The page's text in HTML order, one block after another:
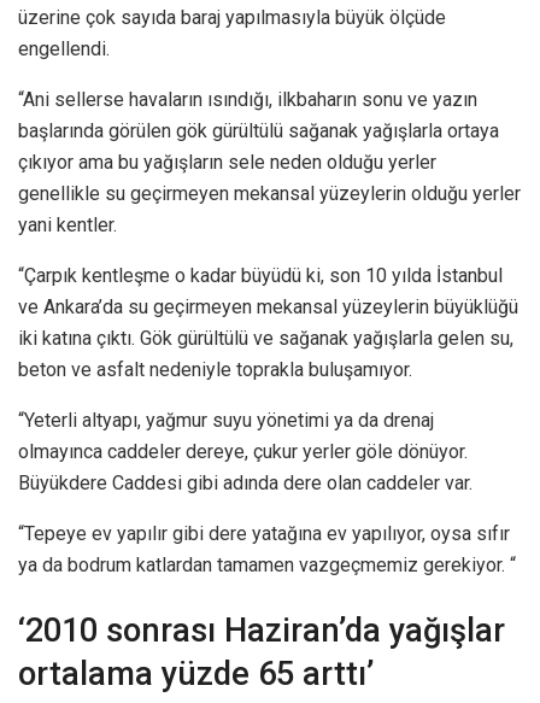
üzerine çok sayıda baraj yapılmasıyla büyük ölçüde
engellendi.
“Ani sellerse havaların ısındığı, ilkbaharın sonu ve yazın
başlarında görülen gök gürültülü sağanak yağışlarla ortaya
çıkıyor ama bu yağışların sele neden olduğu yerler
genellikle su geçirmeyen mekansal yüzeylerin olduğu yerler
yani kentler.
“Çarpık kentleşme o kadar büyüdü ki, son 10 yılda İstanbul
ve Ankara’da su geçirmeyen mekansal yüzeylerin büyüklüğü
iki katına çıktı. Gök gürültülü ve sağanak yağışlarla gelen su,
beton ve asfalt nedeniyle toprakla buluşamıyor.
“Yeterli altyapı, yağmur suyu yönetimi ya da drenaj
olmayınca caddeler dereye, çukur yerler göle dönüyor.
Büyükdere Caddesi gibi adında dere olan caddeler var.
“Tepeye ev yapılır gibi dere yatağına ev yapılıyor, oysa sıfır
ya da bodrum katlardan tamamen vazgeçmemiz gerekiyor. “
‘2010 sonrası Haziran’da yağışlar
ortalama yüzde 65 arttı’